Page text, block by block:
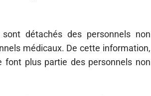
détachés des personnels non
médicaux. De cette information,
font plus partie des personnels non